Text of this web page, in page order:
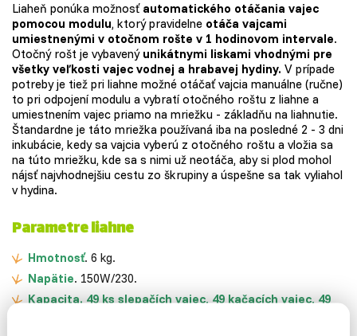
Liaheň ponúka možnosť automatického otáčania vajec
pomocou modulu, ktorý pravidelne otáča vajcami
umiestnenými v otočnom rošte v 1 hodinovom intervale.
Otočný rošt je vybavený unikátnymi liskami vhodnými pre
všetky veľkosti vajec vodnej a hrabavej hydiny. V prípade
potreby je tiež pri liahne možné otáčať vajcia manuálne (ručne)
to pri odpojení modulu a vybratí otočného roštu z liahne a
umiestnením vajec priamo na mriežku - základňu na liahnutie.
Štandardne je táto mriežka používaná iba na posledné 2 - 3 dni
inkubácie, kedy sa vajcia vyberú z otočného roštu a vložia sa
na túto mriežku, kde sa s nimi už neotáča, aby si plod mohol
nájsť najvhodnejšiu cestu zo škrupiny a úspešne sa tak vyliahol
v hydina.
Parametre liahne
Hmotnosť. 6 kg.
Napätie. 150W/230.
Kapacita. 49 ks slepačích vajec, 49 kačacích vajec, 49